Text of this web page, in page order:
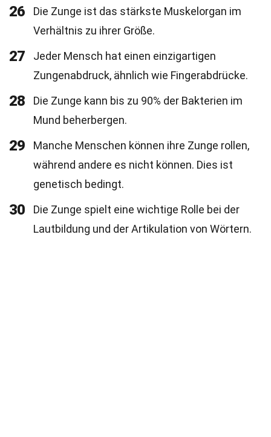
26
Die Zunge ist das stärkste Muskelorgan im
Verhältnis zu ihrer Größe.
27
Jeder Mensch hat einen einzigartigen
Zungenabdruck, ähnlich wie Fingerabdrücke.
28
Die Zunge kann bis zu 90% der Bakterien im
Mund beherbergen.
29
Manche Menschen können ihre Zunge rollen,
während andere es nicht können. Dies ist
genetisch bedingt.
30
Die Zunge spielt eine wichtige Rolle bei der
Lautbildung und der Artikulation von Wörtern.